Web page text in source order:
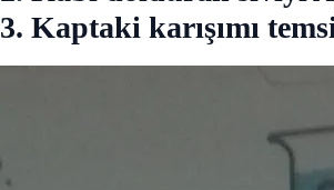
3. Kaptaki karışımı